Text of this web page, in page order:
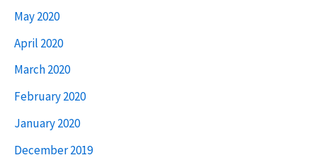
May 2020
April 2020
March 2020
February 2020
January 2020
December 2019